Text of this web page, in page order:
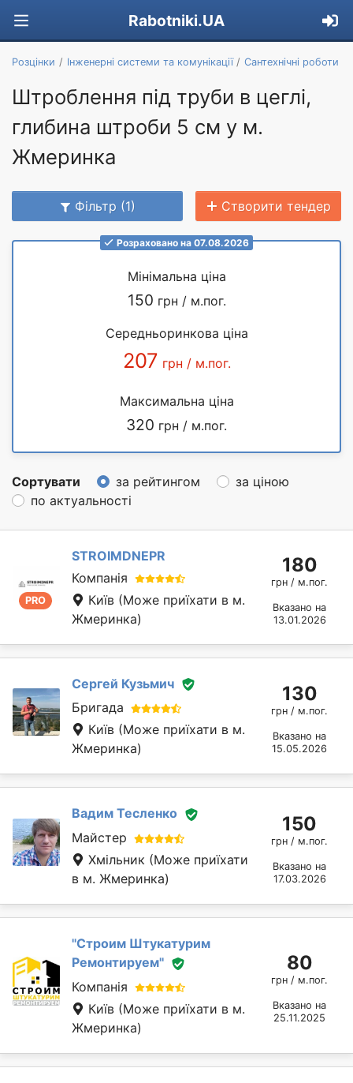
Rabotniki.UA
Розцінки Інженерні системи та комунікації Сантехнічні роботи
Штроблення під труби в цеглі,
глибина штроби 5 см у м.
Жмеринка
Фільтр (1) Створити тендер
Розраховано на 07.08.2026
Мінімальна ціна
150 грн / м.пог.
Середньоринкова ціна
207 грн / м.пог.
Максимальна ціна
320 грн / м.пог.
Сортувати за рейтингом
за ціною
по актуальності
PRO
STROIMDNEPR
Компанія
Київ (Може приїхати в м.
Жмеринка)
180
грн / м.пог.
Вказано на
13.01.2026
Сергей Кузьмич
Бригада
Київ (Може приїхати в м.
Жмеринка)
130
грн / м.пог.
Вказано на
15.05.2026
Вадим Тесленко
Майстер
Хмільник (Може приїхати
в м. Жмеринка)
150
грн / м.пог.
Вказано на
17.03.2026
''Строим Штукатурим
Ремонтируем''
Компанія
Київ (Може приїхати в м.
Жмеринка)
80
грн / м.пог.
Вказано на
25.11.2025